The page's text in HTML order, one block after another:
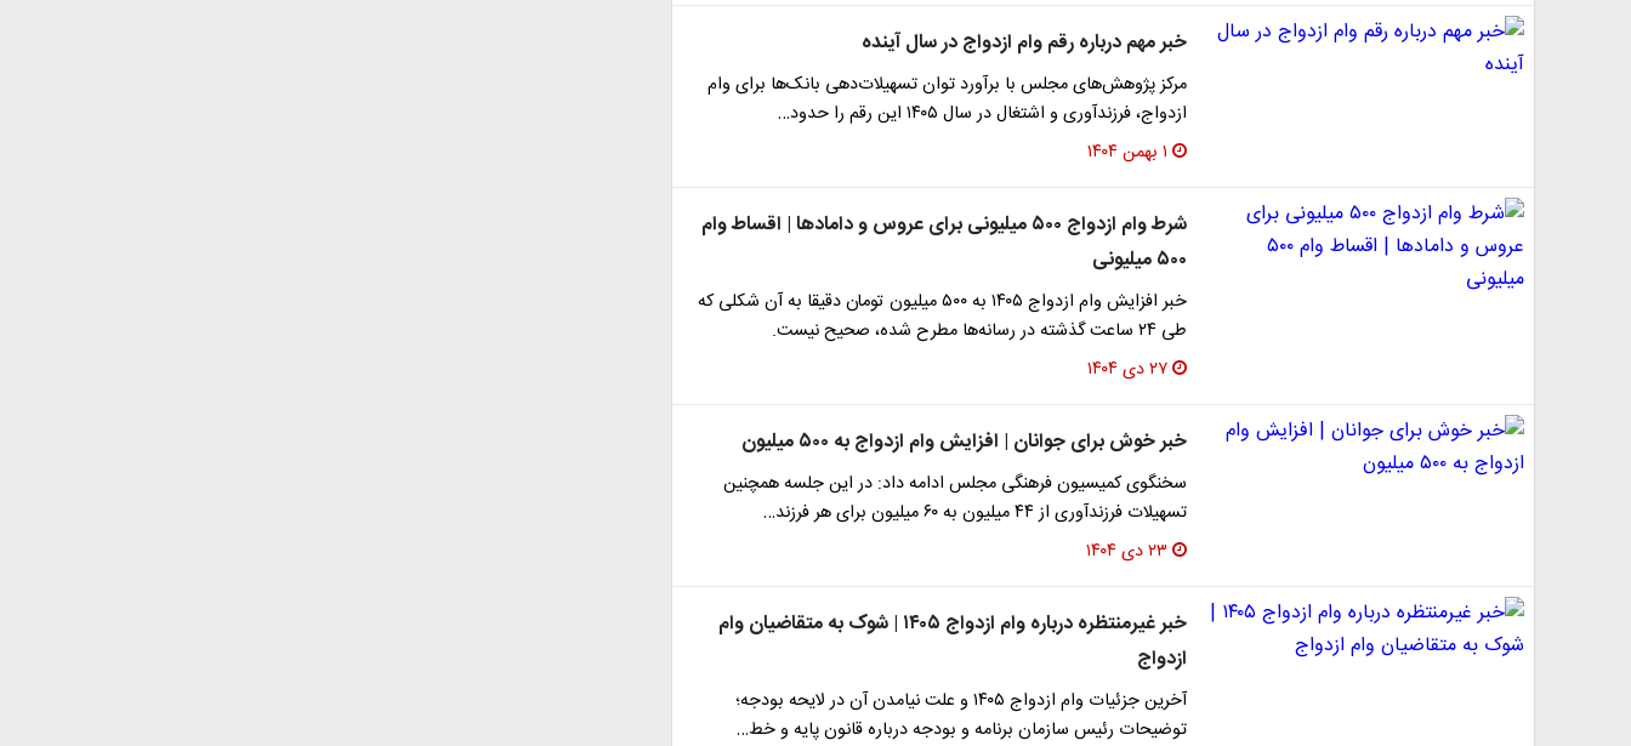
خبر مهم درباره رقم وام ازدواج در سال آینده
مرکز پژوهش‌های مجلس با برآورد توان تسهیلات‌دهی بانک‌ها برای وام
ازدواج، فرزندآوری و اشتغال در سال ۱۴۰۵ این رقم را حدود…
۱ بهمن ۱۴۰۴
شرط وام ازدواج ۵۰۰ میلیونی برای عروس و دامادها | اقساط وام
۵۰۰ میلیونی
خبر افزایش وام ازدواج ۱۴۰۵ به ۵۰۰ میلیون تومان دقیقا به آن شکلی که
طی ۲۴ ساعت گذشته در رسانه‌ها مطرح شده، صحیح نیست.
۲۷ دی ۱۴۰۴
خبر خوش برای جوانان | افزایش وام ازدواج به ۵۰۰ میلیون
سخنگوی کمیسیون فرهنگی مجلس ادامه داد: در این جلسه همچنین
تسهیلات فرزندآوری از ۴۴ میلیون به ۶۰ میلیون برای هر فرزند…
۲۳ دی ۱۴۰۴
خبر غیرمنتظره درباره وام ازدواج ۱۴۰۵ | شوک به متقاضیان وام
ازدواج
آخرین جزئیات وام ازدواج ۱۴۰۵ و علت نیامدن آن در لایحه بودجه؛
توضیحات رئیس سازمان برنامه و بودجه درباره قانون پایه و خط…